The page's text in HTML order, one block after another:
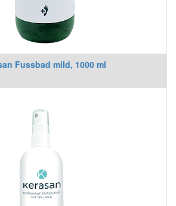
Fussbad mild, 1000 ml